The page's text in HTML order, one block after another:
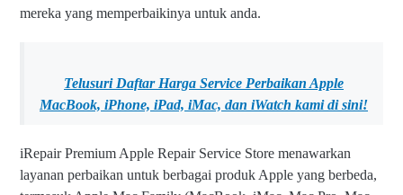
mereka yang memperbaikinya untuk anda.
Telusuri Daftar Harga Service Perbaikan Apple
MacBook, iPhone, iPad, iMac, dan iWatch kamidi sini!
iRepair Premium Apple Repair Service Store menawarkan
layanan perbaikan untuk berbagai produk Apple yang berbeda,